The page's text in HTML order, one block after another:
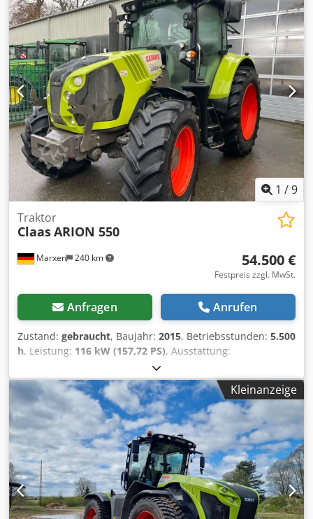
1 /9
Marxen 240 km
Traktor
ClaasARION 550
54.500 €
Festpreis zzgl. MwSt.
Anfragen Anrufen
Zustand: gebraucht, Baujahr: 2015, Betriebsstunden: 5.500
h, Leistung: 116 kW (157,72 PS), Ausstattung:
Kleinanzeige